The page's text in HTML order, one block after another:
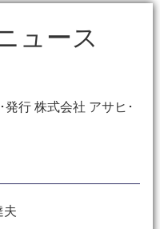
ュース
発行 株式会社 アサヒ･